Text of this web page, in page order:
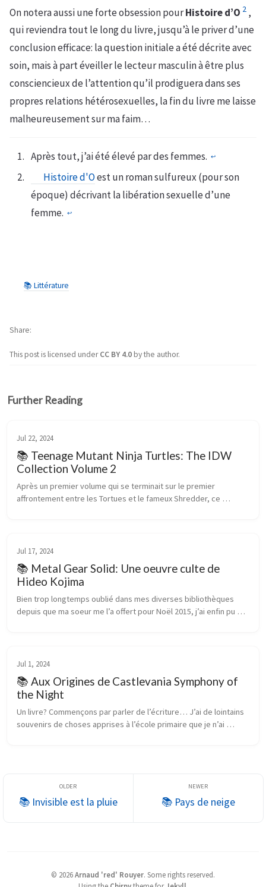
On notera aussi une forte obsession pourHistoire d’O 2 ,
qui reviendra tout le long du livre, jusqu’à le priver d’une
conclusion efficace: la question initiale a été décrite avec
soin, mais à part éveiller le lecteur masculin à être plus
consciencieux de l’attention qu’il prodiguera dans ses
propres relations hétérosexuelles, la fin du livre me laisse
malheureusement sur ma faim…
Après tout, j’ai été élevé par des femmes. ↩︎
Histoire d'Oest un roman sulfureux (pour son
époque) décrivant la libération sexuelle d’une
femme. ↩︎
📚 Littérature
This post is licensed underCC BY 4.0by the author.
Share
Further Reading
Jul 22, 2024
📚 Teenage Mutant Ninja Turtles: The IDW
Collection Volume 2
Après un premier volume qui se terminait sur le premier
affrontement entre les Tortues et le fameux Shredder, ce
Jul 17, 2024
📚 Metal Gear Solid: Une oeuvre culte de
Hideo Kojima
Bien trop longtemps oublié dans mes diverses bibliothèques
depuis que ma soeur me l’a offert pour Noël 2015, j’ai enfin pu
Jul 1, 2024
📚 Aux Origines de Castlevania Symphony of
the Night
Un livre? Commençons par parler de l’écriture… J’ai de lointains
souvenirs de choses apprises à l’école primaire que je n’ai
📚 Invisible est la pluie 📚 Pays de neige
© 2026Arnaud 'red' Rouyer. Some rights reserved.